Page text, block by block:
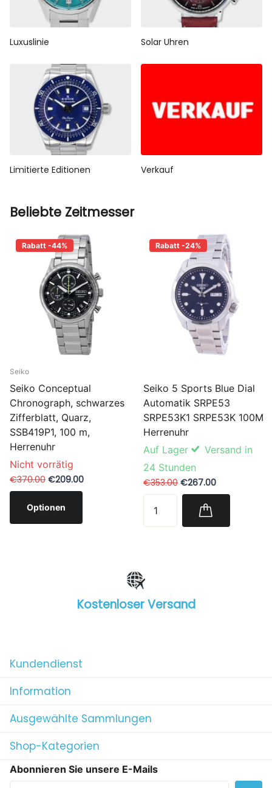
Luxuslinie Solar Uhren
Limitierte Editionen Verkauf
Beliebte Zeitmesser
Rabatt -44%
Seiko
Seiko Conceptual
Chronograph, schwarzes
Zifferblatt, Quarz,
SSB419P1, 100 m,
Herrenuhr
Nicht vorrätig
€370.00 €209.00
Optionen
Rabatt -24%
Seiko 5 Sports Blue Dial
Automatik SRPE53
SRPE53K1 SRPE53K 100M
Herrenuhr
Auf Lager
Versand in
24 Stunden
€353.00 €267.00
Kostenloser Versand
Kundendienst
Information
Ausgewählte Sammlungen
Shop-Kategorien
Abonnieren Sie unsere E-Mails